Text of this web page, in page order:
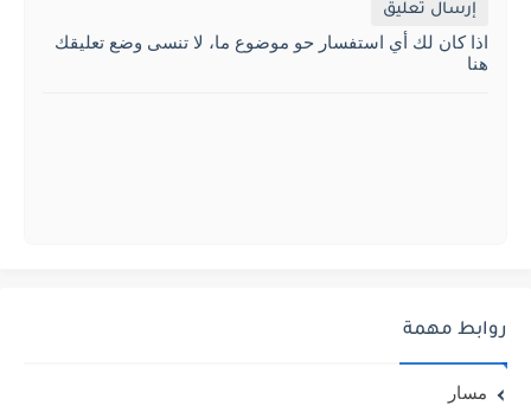
إرسال تعليق
اذا كان لك أي استفسار حو موضوع ما، لا تنسى وضع تعليقك
هنا
روابط مهمة
مسار